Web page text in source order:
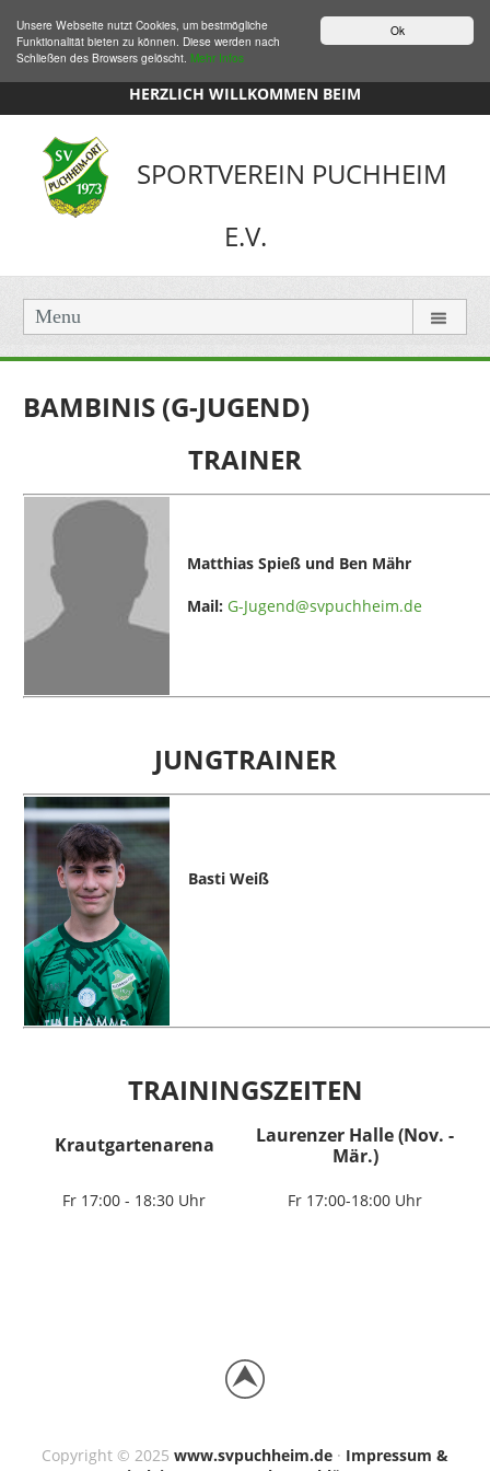
Ok
Unsere Webseite nutzt Cookies, um bestmögliche
Funktionalität bieten zu können. Diese werden nach
Schließen des Browsers gelöscht. Mehr Infos
HERZLICH WILLKOMMEN BEIM
SPORTVEREIN PUCHHEIM
E.V.
Menu
BAMBINIS (G-JUGEND)
TRAINER
Matthias Spieß und Ben Mähr
Mail:G-Jugend@svpuchheim.de
JUNGTRAINER
Basti Weiß
TRAININGSZEITEN
Krautgartenarena
Laurenzer Halle (Nov. -
Mär.)
Fr 17:00 - 18:30 Uhr Fr 17:00-18:00 Uhr
Copyright © 2025 www.svpuchheim.de · Impressum &